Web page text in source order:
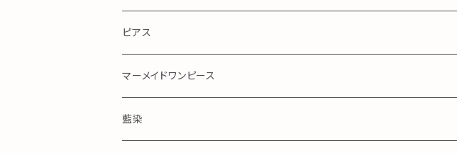
ピアス
マーメイドワンピース
藍染